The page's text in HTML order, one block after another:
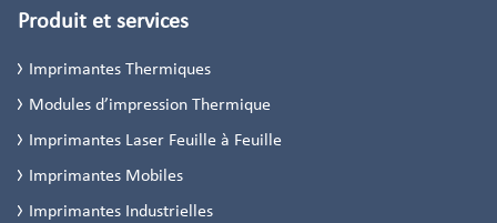
Produit et services
Imprimantes Thermiques
Modules d’impression Thermique
Imprimantes Laser Feuille à Feuille
Imprimantes Mobiles
Imprimantes Industrielles